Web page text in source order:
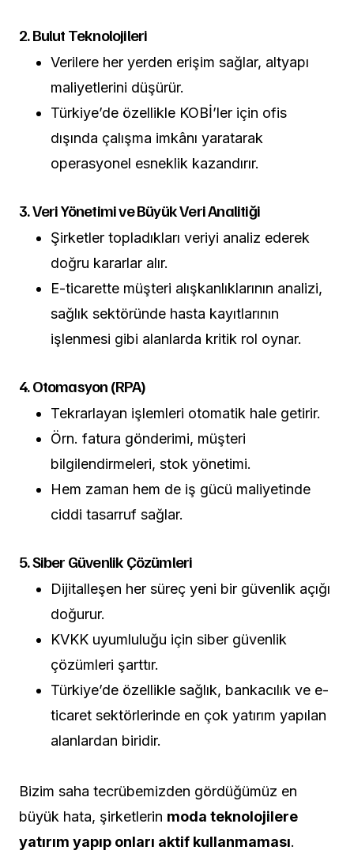
2. Bulut Teknolojileri
Verilere her yerden erişim sağlar, altyapı
maliyetlerini düşürür.
Türkiye’de özellikle KOBİ’ler için ofis
dışında çalışma imkânı yaratarak
operasyonel esneklik kazandırır.
3. Veri Yönetimi ve Büyük Veri Analitiği
Şirketler topladıkları veriyi analiz ederek
doğru kararlar alır.
E-ticarette müşteri alışkanlıklarının analizi,
sağlık sektöründe hasta kayıtlarının
işlenmesi gibi alanlarda kritik rol oynar.
4. Otomasyon (RPA)
Tekrarlayan işlemleri otomatik hale getirir.
Örn. fatura gönderimi, müşteri
bilgilendirmeleri, stok yönetimi.
Hem zaman hem de iş gücü maliyetinde
ciddi tasarruf sağlar.
5. Siber Güvenlik Çözümleri
Dijitalleşen her süreç yeni bir güvenlik açığı
doğurur.
KVKK uyumluluğu için siber güvenlik
çözümleri şarttır.
Türkiye’de özellikle sağlık, bankacılık ve e-
ticaret sektörlerinde en çok yatırım yapılan
alanlardan biridir.
Bizim saha tecrübemizden gördüğümüz en
büyük hata, şirketlerin moda teknolojilere
yatırım yapıp onları aktif kullanmaması.